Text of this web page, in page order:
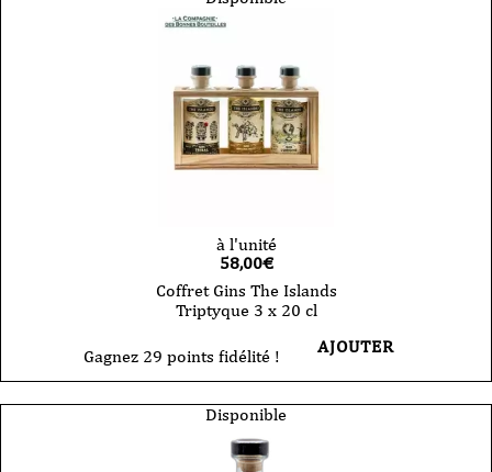
à l'unité
58,00€
Coffret Gins The Islands
Triptyque 3 x 20 cl
Gagnez 29 points fidélité ! AJOUTER
Disponible